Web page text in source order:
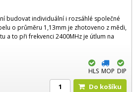
budovat individuální i rozsáhlé společné
o průměru 1,13mm je zhotoveno z mědi,
a to při frekvenci 2400MHz je útlum na
HLS MOP DIP
Do košíku